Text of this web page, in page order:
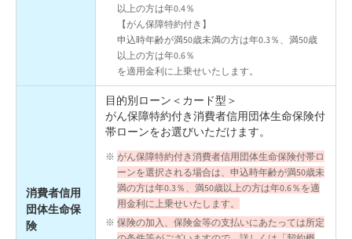
以上の方は年0.4％
【がん保障特約付き】
申込時年齢が満50歳未満の方は年0.3％、満50歳
以上の方は年0.6％
を適用金利に上乗せいたします。
消費者信用
団体生命保
険
目的別ローン＜カード型＞
がん保障特約付き消費者信用団体生命保険付
帯ローンをお選びいただけます。
がん保障特約付き消費者信用団体生命保険付帯ロ
ーンを選択される場合は、申込時年齢が満50歳未
満の方は年0.3％、満50歳以上の方は年0.6％を適
用金利に上乗せいたします。
保険の加入、保険金等の支払いにあたっては所定